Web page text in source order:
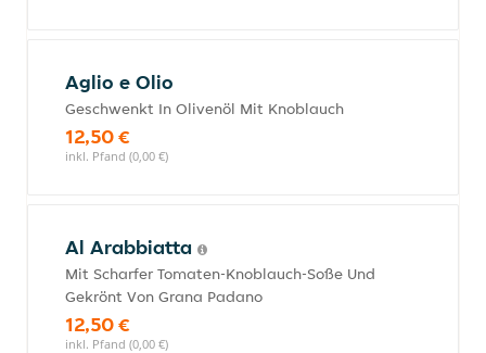
Aglio e Olio
Geschwenkt In Olivenöl Mit Knoblauch
12,50 €
inkl. Pfand (0,00 €)
Al Arabbiatta
Mit Scharfer Tomaten-Knoblauch-Soße Und
Gekrönt Von Grana Padano
12,50 €
inkl. Pfand (0,00 €)